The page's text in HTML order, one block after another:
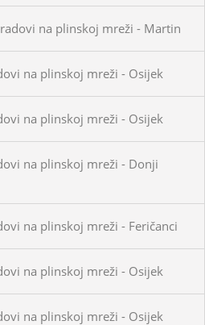
na plinskoj mreži - Martin
na plinskoj mreži - Osijek
na plinskoj mreži - Osijek
na plinskoj mreži - Donji
na plinskoj mreži - Feričanci
na plinskoj mreži - Osijek
na plinskoj mreži - Osijek